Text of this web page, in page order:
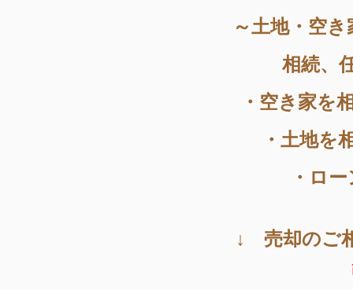
～土地・空
相続、
・空き家を
・土地を
・ロ
↓ 売却のご